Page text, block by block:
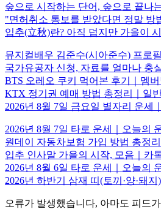
숲으로 시작하는 단어, 숲으로 끝나
"면허취소 통보를 받았다면 정말 방
입추(立秋)란? 아직 덥지만 가을이
뮤지컬배우 김준수(시아준수) 프로
국가유공자 신청, 자료를 얼마나 충
BTS 오레오 쿠키 먹어본 후기｜멤
KTX 정기권 예매 방법 총정리｜일
2026년 8월 7일 금요일 별자리 운세
2026년 8월 7일 타로 운세｜오늘의
원데이 자동차보험 가입 방법 총정
입추 인사말 가을의 시작, 모음｜카
2026년 8월 6일 타로 운세｜오늘의
2026년 하반기 삼재 띠(토끼·양·돼
오류가 발생했습니다, 아마도 피드